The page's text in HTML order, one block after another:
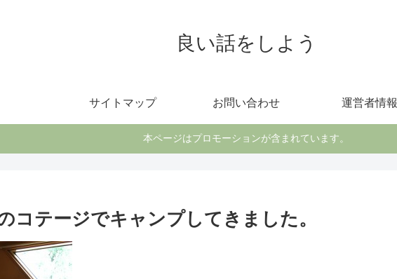
良い話をしよう
サイトマップ お問い合わせ 運営者情報
本ページはプロモーションが含まれています。
コテージでキャンプしてきました。